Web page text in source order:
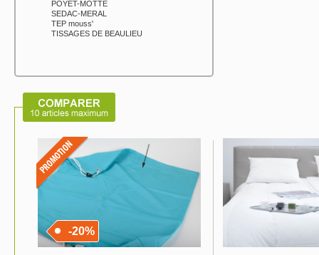
POYET-MOTTE
SEDAC-MERAL
TEP mouss'
TISSAGES DE BEAULIEU
-20%